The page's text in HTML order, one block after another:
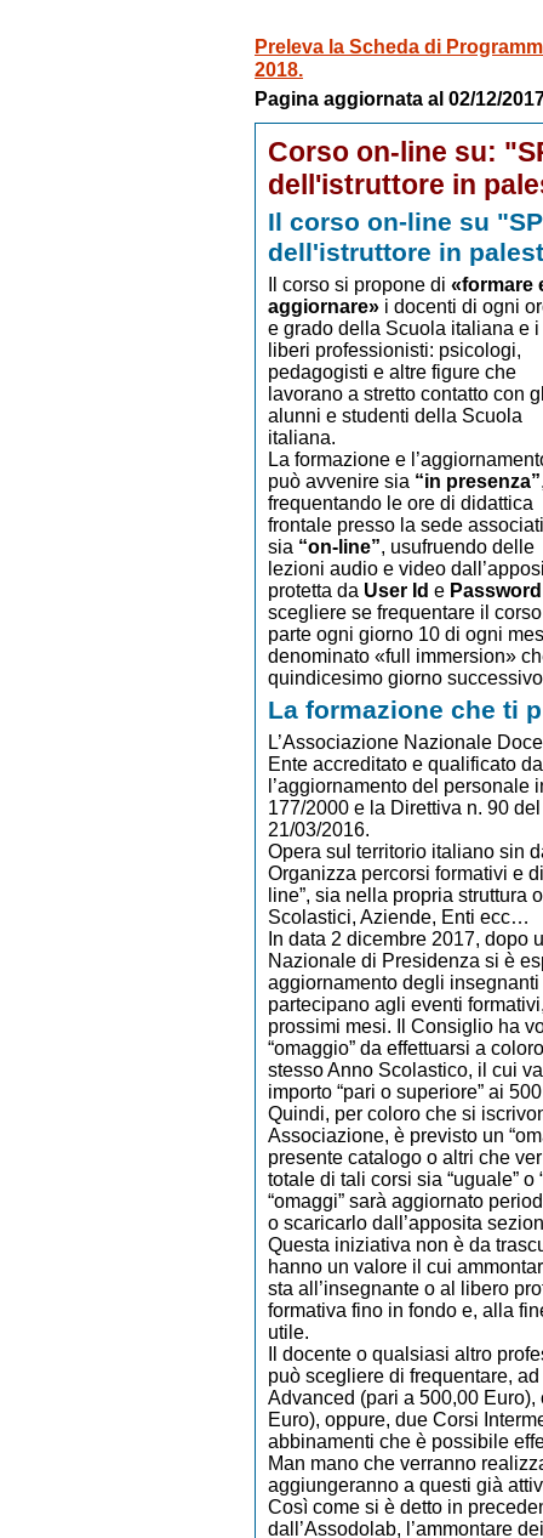
Preleva la Scheda di
2018.
Pagina aggiornata al 02/12/
Corso on-line su:
dell'istruttore in
Il corso on-line su
dell'istruttore in
Il corso si propone di «formare
aggiornare» i docenti di ogni
e grado della Scuola italiana e i
liberi professionisti: psicologi,
pedagogisti e altre figure che
lavorano a stretto contatto con
alunni e studenti della Scuola
italiana.
La formazione e
può avvenire sia “in presenza”
frequentando le ore di didattica
frontale presso la sede
sia “on-line”, usufruendo delle
lezioni audio e video
protetta da User Id e Password
scegliere se frequentare il
parte ogni giorno 10 di ogni
denominato «full immersion»
quindicesimo giorno
La formazione che ti
L’Associazione Nazionale
Ente accreditato e qualificato
l’aggiornamento del
177/2000 e la Direttiva n. 90
21/03/2016.
Opera sul territorio italiano sin
Organizza percorsi formativi e
line”, sia nella propria struttura
Scolastici, Aziende, Enti ecc…
In data 2 dicembre 2017, dopo
Nazionale di Presidenza si è
aggiornamento degli
partecipano agli eventi
prossimi mesi. Il Consiglio ha
“omaggio” da effettuarsi a
stesso Anno Scolastico, il cui
importo “pari o superiore” ai
Quindi, per coloro che si
Associazione, è previsto un
presente catalogo o altri che
totale di tali corsi sia “uguale”
“omaggi” sarà aggiornato
o scaricarlo dall’apposita
Questa iniziativa non è da
hanno un valore il cui
sta all’insegnante o al libero
formativa fino in fondo e, alla
utile.
Il docente o qualsiasi altro
può scegliere di frequentare,
Advanced (pari a 500,00
Euro), oppure, due Corsi
abbinamenti che è possibile
Man mano che verranno
aggiungeranno a questi già
Così come si è detto in
dall’Assodolab, l’ammontare